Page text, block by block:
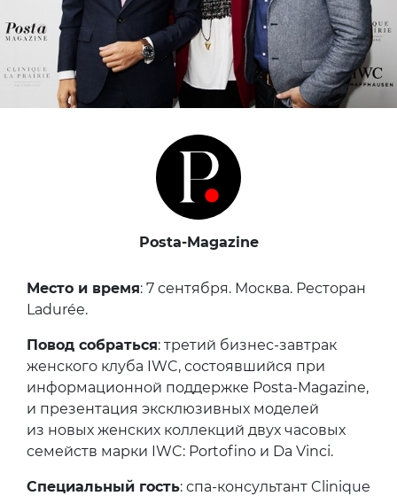
Posta-Magazine
Место и время: 7 сентября. Москва. Ресторан
Ladurée.
Повод собраться: третий бизнес-завтрак
женского клуба IWC, состоявшийся при
информационной поддержке Posta-Magazine,
и презентация эксклюзивных моделей
из новых женских коллекций двух часовых
семейств марки IWC: Portofino и Da Vinci.
Специальный гость: спа-консультант Clinique